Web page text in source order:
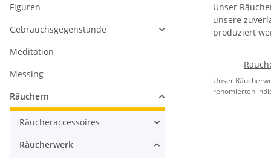
Unser
unsere
produziert
Unser
renomierten
Figuren
Gebrauchsgegenstände
Meditation
Messing
Räuchern
Räucheraccessoires
Räucherwerk